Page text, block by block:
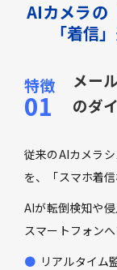
AIカメラの
「着信
メー
のダ
従来のAIカメラ
を、「スマホ着
AIが転倒検知や
スマートフォン
リアルタイム